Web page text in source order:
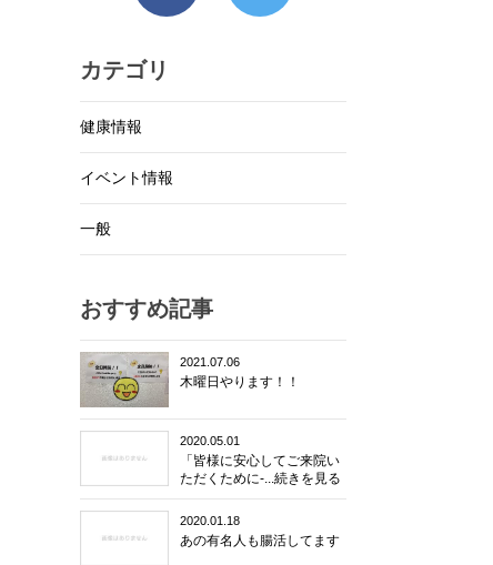
カテゴリ
健康情報
イベント情報
一般
おすすめ記事
2021.07.06
木曜日やります！！
2020.05.01
「皆様に安心してご来院い
ただくために-...続きを見る
2020.01.18
あの有名人も腸活してます